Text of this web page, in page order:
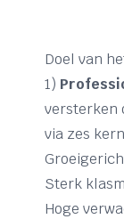
Doel van
1)
versterken
via zes
Sterk
Hoge